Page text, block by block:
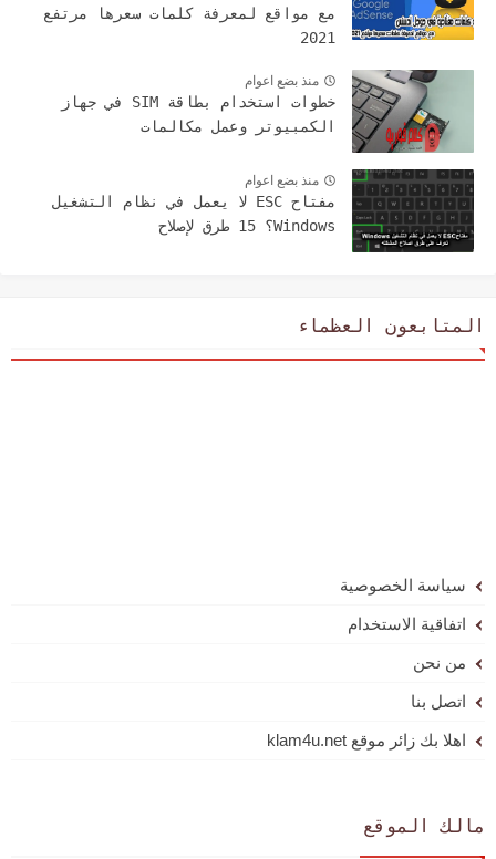
مع مواقع لمعرفة كلمات سعرها مرتفع
2021
منذ بضع اعوام
خطوات استخدام بطاقة SIM في جهاز
الكمبيوتر وعمل مكالمات
منذ بضع اعوام
مفتاح ESC لا يعمل في نظام التشغيل
Windows؟ 15 طرق لإصلاح
المتابعون العظماء
سياسة الخصوصية
اتفاقية الاستخدام
من نحن
اتصل بنا
اهلا بك زائر موقع klam4u.net
مالك الموقع